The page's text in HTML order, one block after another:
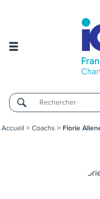
Username
Accueil > Coachs > Florie